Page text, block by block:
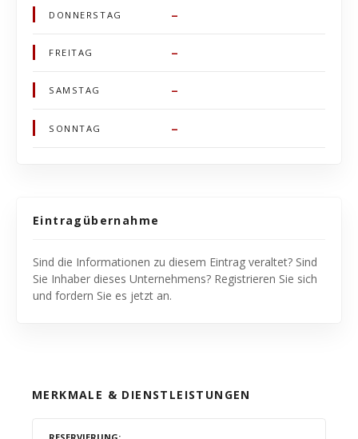
DONNERSTAG –
FREITAG –
SAMSTAG –
SONNTAG –
Eintragübernahme
Sind die Informationen zu diesem Eintrag veraltet? Sind
Sie Inhaber dieses Unternehmens? Registrieren Sie sich
und fordern Sie es jetzt an.
MERKMALE & DIENSTLEISTUNGEN